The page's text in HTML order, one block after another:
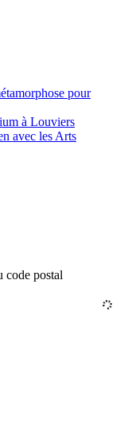
pour
à Louviers
avec les Arts
code postal